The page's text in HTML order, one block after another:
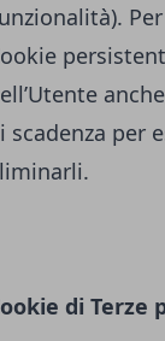
scadenza per
di Terze